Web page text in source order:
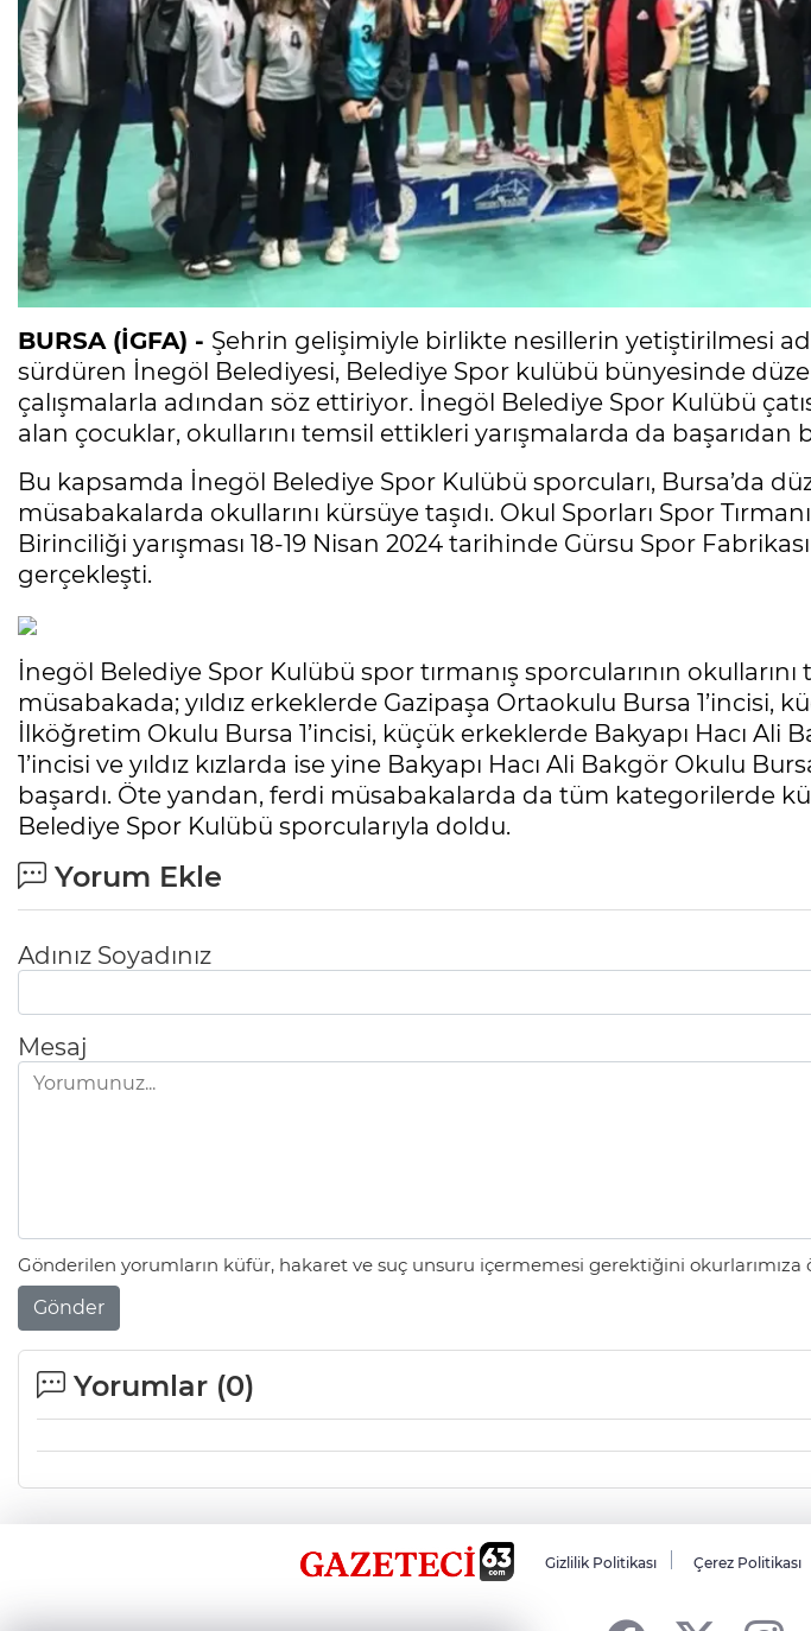
BURSA (İGFA) - Şehrin gelişimiyle birlikte nesillerin yetiştirilmesi
sürdüren İnegöl Belediyesi, Belediye Spor kulübü bünyesinde
çalışmalarla adından söz ettiriyor. İnegöl Belediye Spor Kulübü
alan çocuklar, okullarını temsil ettikleri yarışmalarda da başarıdan
Bu kapsamda İnegöl Belediye Spor Kulübü sporcuları, Bursa’da
müsabakalarda okullarını kürsüye taşıdı. Okul Sporları Spor
Birinciliği yarışması 18-19 Nisan 2024 tarihinde Gürsu Spor
gerçekleşti.
İnegöl Belediye Spor Kulübü spor tırmanış sporcularının okullarını
müsabakada; yıldız erkeklerde Gazipaşa Ortaokulu Bursa 1’incisi,
İlköğretim Okulu Bursa 1’incisi, küçük erkeklerde Bakyapı Hacı Ali
1’incisi ve yıldız kızlarda ise yine Bakyapı Hacı Ali Bakgör Okulu
başardı. Öte yandan, ferdi müsabakalarda da tüm kategorilerde
Belediye Spor Kulübü sporcularıyla doldu.
Yorum Ekle
Adınız Soyadınız
Mesaj
Gönderilen yorumların küfür, hakaret ve suç unsuru içermemesi gerektiğini okurlarımıza
Gönder
Yorumlar (0)
Gizlilik Politikası Çerez Politikası